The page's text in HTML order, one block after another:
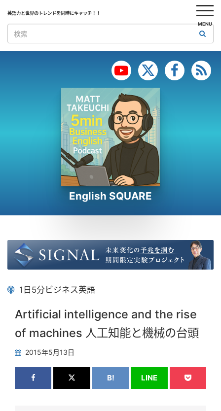
MENU
英語力と世界のトレンドを同時にキャッチ！！
English SQUARE
1日5分ビジネス英語
Artificial intelligence and the rise
of machines 人工知能と機械の台頭
2015年5月13日
B! LINE